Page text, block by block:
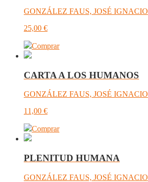
GONZÁLEZ FAUS, JOSÉ IGNACIO
25,00 €
Comprar
CARTA A LOS HUMANOS
GONZÁLEZ FAUS, JOSÉ IGNACIO
11,00 €
Comprar
PLENITUD HUMANA
GONZÁLEZ FAUS, JOSÉ IGNACIO